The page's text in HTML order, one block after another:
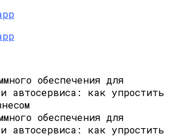
Строительство Дома
Для Очищения Кожи Лица
Пилинг: Отзывы
Воздействие На Кожу
Для Европы
Автомобиля С Выкупом, Новая
Для Автолюбителей